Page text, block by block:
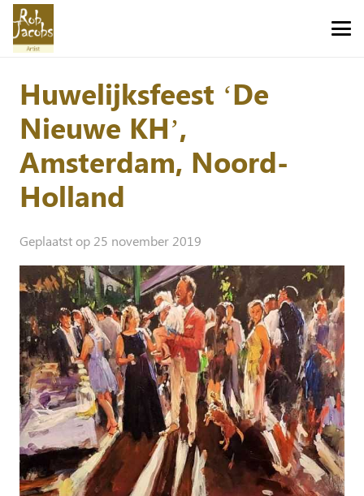
Huwelijksfeest ‘De
Nieuwe KH’,
Amsterdam, Noord-
Holland
Geplaatst op 25 november 2019